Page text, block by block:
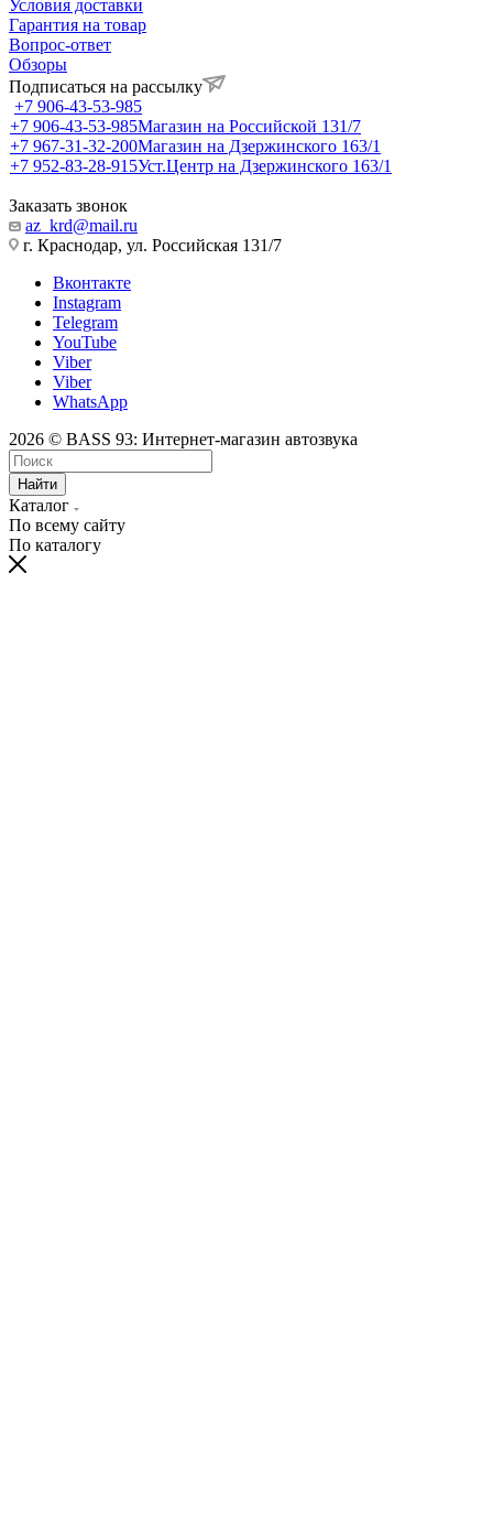
Условия доставки
Гарантия на товар
Вопрос-ответ
Обзоры
Подписаться на рассылку
+7 906-43-53-985
+7 906-43-53-985Магазин на Российской 131/7
+7 967-31-32-200Магазин на Дзержинского 163/1
+7 952-83-28-915Уст.Центр на Дзержинского 163/1
Заказать звонок
az_krd@mail.ru
г. Краснодар, ул. Российская 131/7
Вконтакте
Instagram
Telegram
YouTube
Viber
Viber
WhatsApp
2026 © BASS 93: Интернет-магазин автозвука
Найти
Каталог
По всему сайту
По каталогу